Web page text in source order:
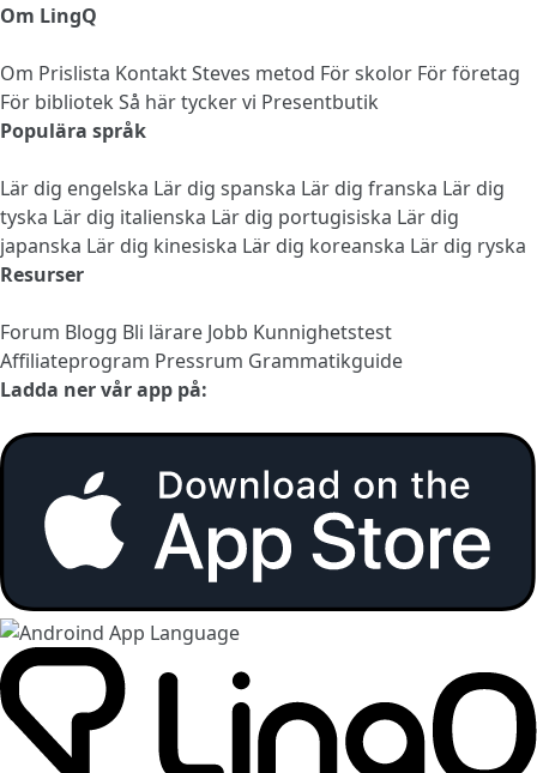
Om LingQ
Om Prislista KontaktSteves metod För skolor För företag
För bibliotek Så här tycker vi Presentbutik
Populära språk
Lär dig engelska Lär dig spanska Lär dig franska Lär dig
tyska Lär dig italienska Lär dig portugisiska Lär dig
japanska Lär dig kinesiska Lär dig koreanska Lär dig ryska
Resurser
Forum Blogg Bli lärare Jobb Kunnighetstest
Affiliateprogram Pressrum Grammatikguide
Ladda ner vår app på: